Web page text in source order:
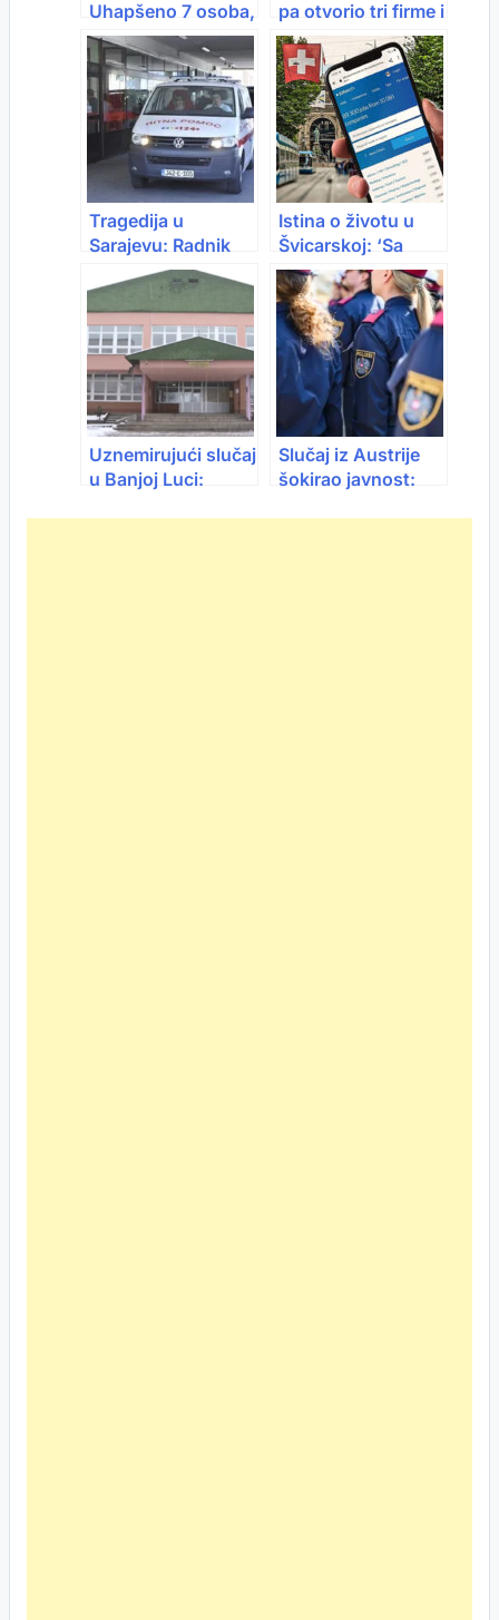
Uhapšeno 7 osoba,
zaplijenjeni droga,
oružje i vozila
pa otvorio tri firme i
oživio Podrinje
Tragedija u
Sarajevu: Radnik
poginuo nakon
pada s krova kuće
Istina o životu u
Švicarskoj: ‘Sa
4.500 € si skoro
socijalni slučaj’
Uznemirujući slučaj
u Banjoj Luci:
Slučaj iz Austrije
šokirao javnost: